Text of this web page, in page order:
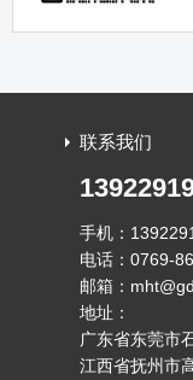
联系我们
手机：
电话：0769-
邮箱：
地址：
广东省东莞市
江西省抚州市